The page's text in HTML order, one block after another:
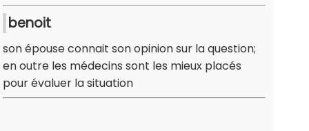
benoit
son épouse connait son opinion sur la question;
en outre les médecins sont les mieux placés
pour évaluer la situation